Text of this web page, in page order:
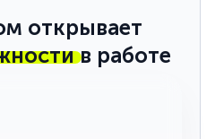
открывает
в работе